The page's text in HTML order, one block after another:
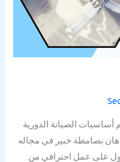
أساسيات الصيانة الدورية
بصامطة خبير في مجاله
على عمل احترافي من